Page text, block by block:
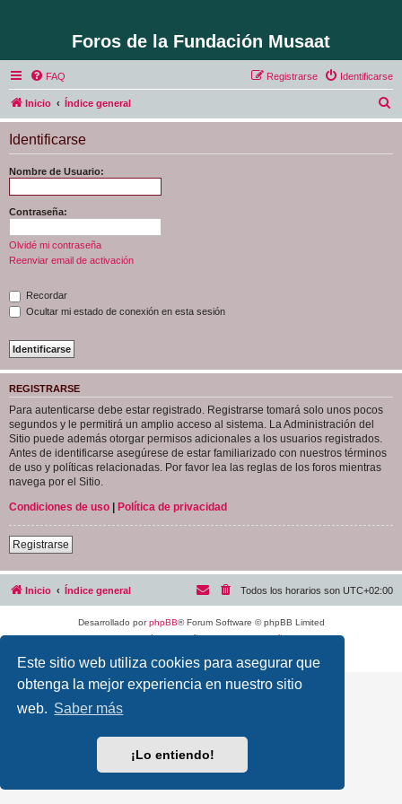
Este sitio web utiliza cookies para asegurar que
obtenga la mejor experiencia en nuestro sitio
web. Saber más
¡Lo entiendo!
Foros de la Fundación Musaat
FAQ Identificarse
Registrarse
Inicio Índice general
u
Identificarse
Nombre de Usuario:
Contraseña:
Olvidé mi contraseña
Reenviar email de activación
Recordar
Ocultar mi estado de conexión en esta sesión
REGISTRARSE
Para autenticarse debe estar registrado. Registrarse tomará solo unos pocos
segundos y le permitirá un amplio acceso al sistema. La Administración del
Sitio puede además otorgar permisos adicionales a los usuarios registrados.
Antes de identificarse asegúrese de estar familiarizado con nuestros términos
de uso y políticas relacionadas. Por favor lea las reglas de los foros mientras
navega por el Sitio.
Condiciones de uso | Política de privacidad
Registrarse
Inicio Índice general Todos los horarios son UTC+02:00
Desarrollado porphpBB® Forum Software © phpBB Limited
Traducción al español porphpBB España